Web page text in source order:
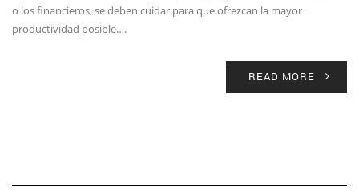
o los financieros, se deben cuidar para que ofrezcan la mayor
productividad posible….
READ MORE